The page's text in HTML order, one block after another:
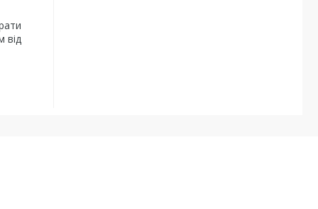
від